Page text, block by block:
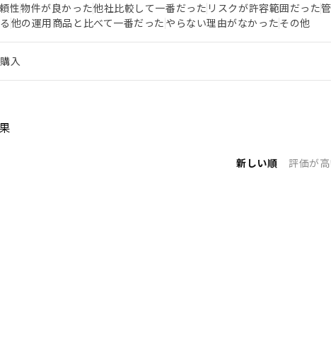
性物件が良かった他社比較して一番だった リスクが許容範囲だった
他の運用商品と比べて一番だった やらない理由がなかったその他
入
新しい順 評価が